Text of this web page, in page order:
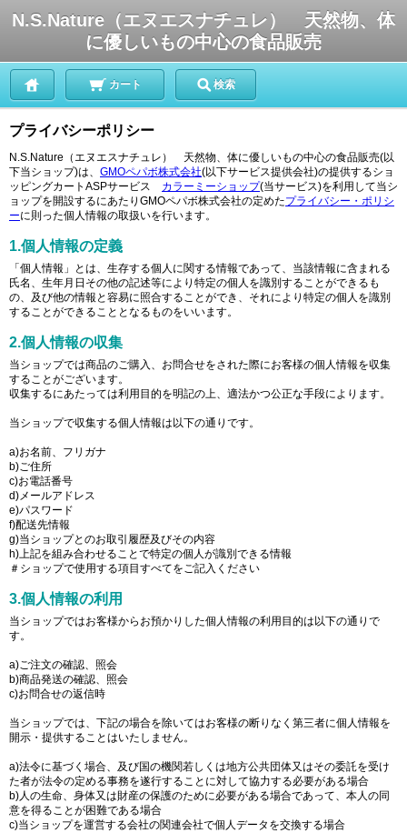
N.S.Nature（エヌエスナチュレ） 天然物、体
に優しいもの中心の食品販売
カート 検索
プライバシーポリシー
N.S.Nature（エヌエスナチュレ） 天然物、体に優しいもの中心の食品販売(以
下当ショップ)は、 GMOペパボ株式会社(以下サービス提供会社)の提供するショ
ッピングカートASPサービス カラーミーショップ(当サービス)を利用して当シ
ョップを開設するにあたりGMOペパボ株式会社の定めたプライバシー・ポリシ
ーに則った個人情報の取扱いを行います。
1.個人情報の定義
「個人情報」とは、生存する個人に関する情報であって、当該情報に含まれる
氏名、生年月日その他の記述等により特定の個人を識別することができるも
の、及び他の情報と容易に照合することができ、それにより特定の個人を識別
することができることとなるものをいいます。
2.個人情報の収集
当ショップでは商品のご購入、お問合せをされた際にお客様の個人情報を収集
することがございます。
収集するにあたっては利用目的を明記の上、適法かつ公正な手段によります。
当ショップで収集する個人情報は以下の通りです。
a)お名前、フリガナ
b)ご住所
c)お電話番号
d)メールアドレス
e)パスワード
f)配送先情報
g)当ショップとのお取引履歴及びその内容
h)上記を組み合わせることで特定の個人が識別できる情報
＃ショップで使用する項目すべてをご記入ください
3.個人情報の利用
当ショップではお客様からお預かりした個人情報の利用目的は以下の通りで
す。
a)ご注文の確認、照会
b)商品発送の確認、照会
c)お問合せの返信時
当ショップでは、下記の場合を除いてはお客様の断りなく第三者に個人情報を
開示・提供することはいたしません。
a)法令に基づく場合、及び国の機関若しくは地方公共団体又はその委託を受け
た者が法令の定める事務を遂行することに対して協力する必要がある場合
b)人の生命、身体又は財産の保護のために必要がある場合であって、本人の同
意を得ることが困難である場合
c)当ショップを運営する会社の関連会社で個人データを交換する場合